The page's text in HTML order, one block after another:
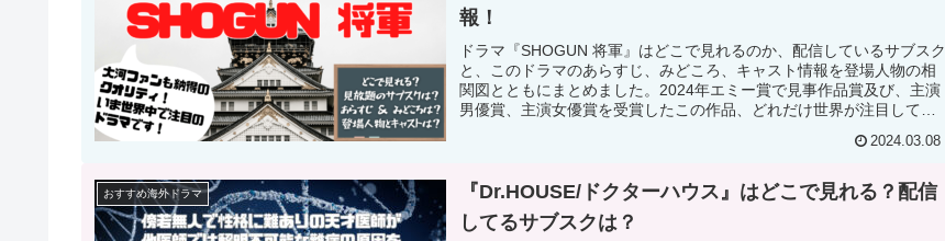
報！
ドラマ『SHOGUN 将軍』はどこで見れるのか、配信しているサブスク
と、このドラマのあらすじ、みどころ、キャスト情報を登場人物の相
関図とともにまとめました。2024年エミー賞で見事作品賞及び、主演
男優賞、主演女優賞を受賞したこの作品、どれだけ世界が注目してい
2024.03.08
おすすめ海外ドラマ
『Dr.HOUSE/ドクターハウス』はどこで見れる？配信
してるサブスクは？